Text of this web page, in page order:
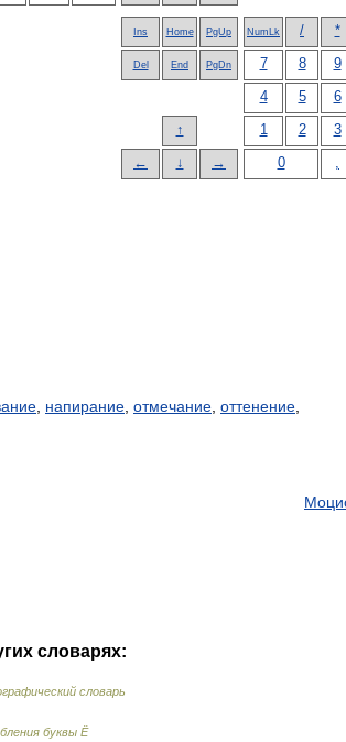
Ins Home PgUp NumLk / *
Del End PgDn 7 8
9
4
5 6
↑ 1 2 3
← ↓ → 0 ,
напирание отмечание оттенение
словарях:
словарь
буквы Ё